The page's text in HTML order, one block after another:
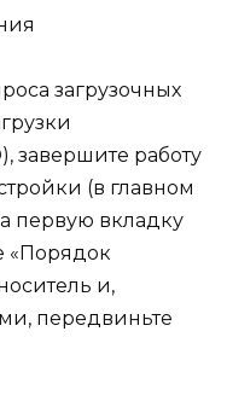
загрузочных
завершите работу
(в главном
первую вкладку
«Порядок
и,
передвиньте